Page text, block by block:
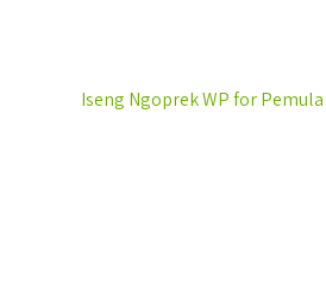
Iseng Ngoprek WP for Pemula